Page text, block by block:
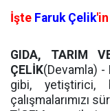
İşte Faruk Çelik
GIDA, TARIM
ÇELİK(Devamla) -
gibi,
çalışmalarımızı